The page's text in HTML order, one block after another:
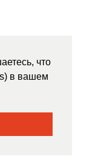
что
в вашем